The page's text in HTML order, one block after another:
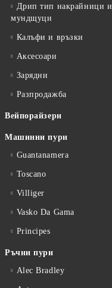
Дрип тип накрайници и
мундщуци
Калъфи и връзки
Аксесоари
Зарядни
Разпродажба
Вейпорайзери
Машинни пури
Guantanamera
Toscano
Villiger
Vasko Da Gama
Principes
Ръчни пури
Alec Bradley